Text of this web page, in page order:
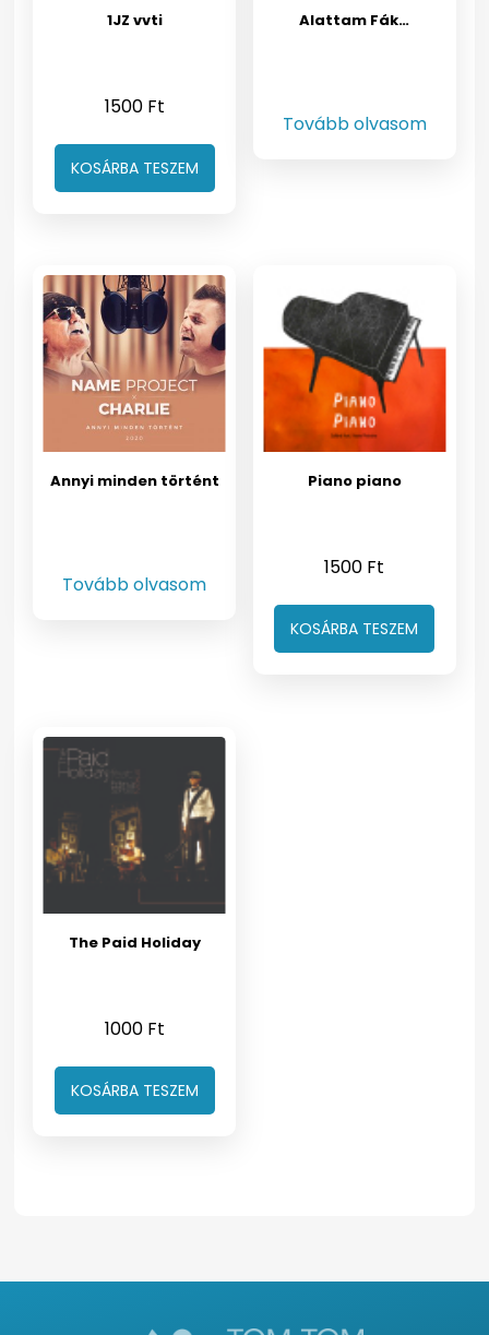
1JZ vvti
1500 Ft
KOSÁRBA TESZEM
Alattam Fák…
Tovább olvasom
Annyi minden történt
Tovább olvasom
Piano piano
1500 Ft
KOSÁRBA TESZEM
The Paid Holiday
1000 Ft
KOSÁRBA TESZEM